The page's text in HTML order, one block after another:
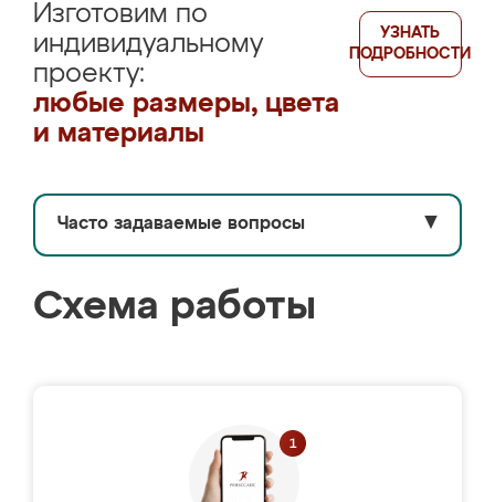
Изготовим по
индивидуальному
проекту:
любые размеры, цвета
и материалы
УЗНАТЬ
ПОДРОБНОСТИ
Часто задаваемые вопросы ▼
Схема работы